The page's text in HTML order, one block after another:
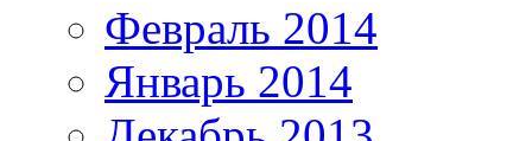
Февраль 2014
Январь 2014